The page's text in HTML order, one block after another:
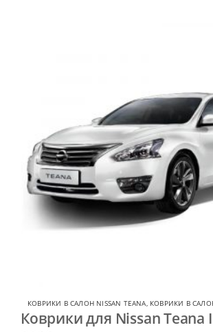
КОВРИКИ В САЛОН NISSAN TEANA КОВРИКИ В
Коврики для Nissan Teana